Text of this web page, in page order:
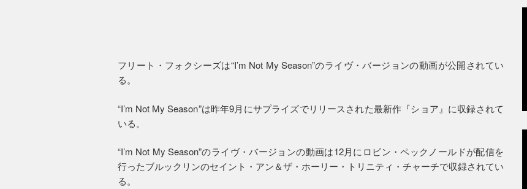
フリート・フォクシーズは“I’m Not My Season”のライヴ・バージョンの動画が公開されてい
る。
“I’m Not My Season”は昨年9月にサプライズでリリースされた最新作『ショア』に収録されて
いる。
“I’m Not My Season”のライヴ・バージョンの動画は12月にロビン・ペックノールドが配信を
行ったブルックリンのセイント・アン＆ザ・ホーリー・トリニティ・チャーチで収録されてい
る。